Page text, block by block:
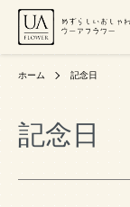
ホーム 記念日
記念日